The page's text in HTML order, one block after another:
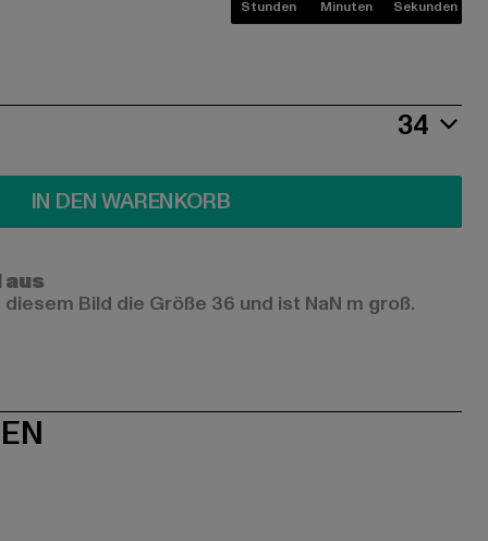
Stunden Minuten Sekunden
34
IN DEN WARENKORB
Bild die Größe 36 und ist NaN m groß.